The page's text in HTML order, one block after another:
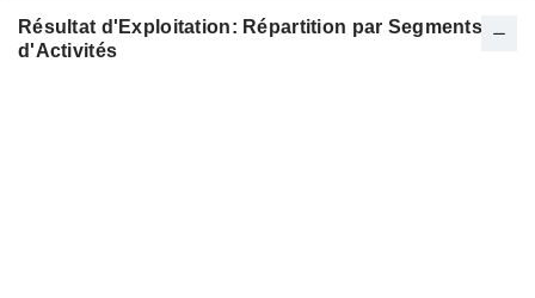
Résultat d'Exploitation: Répartition par Segments
d'Activités